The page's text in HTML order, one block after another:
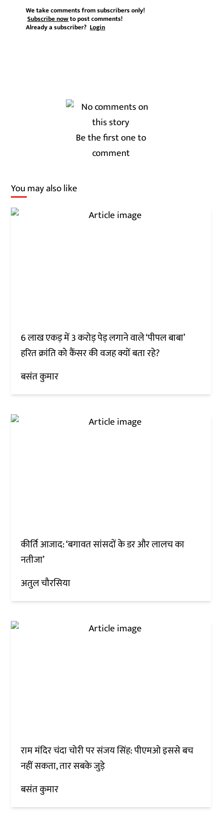
We take comments from subscribers only!
Subscribe nowto post comments!
Already a subscriber?Login
Be the first one to
comment
You may also like
6 लाख एकड़ में 3 करोड़ पेड़ लगाने वाले ‘पीपल बाबा’
हरित क्रांति को कैंसर की वजह क्यों बता रहे?
बसंत कुमार
कीर्ति आजाद: ‘बगावत सांसदों के डर और लालच का
नतीजा’
अतुल चौरसिया
राम मंदिर चंदा चोरी पर संजय सिंह: पीएमओ इससे बच
नहीं सकता, तार सबके जुड़े
बसंत कुमार